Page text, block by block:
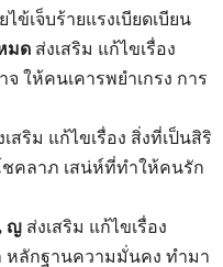
ข้เจ็บร้ายแรงเบียดเบียน
มด ส่งเสริม แก้ไขเรื่อง
ให้คนเคารพยำเกรง การ
เสริม แก้ไขเรื่อง สิ่งที่เป็นสิริ
คลาภ เสน่ห์ที่ทำให้คนรัก
ญ ส่งเสริม แก้ไขเรื่อง
หลักฐานความมั่นคง ทำมา